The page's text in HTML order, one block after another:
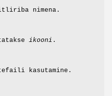
nimena.
ikooni .
kasutamine.